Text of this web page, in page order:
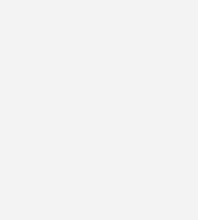
horizontal
horizontal
lx horizontal
(klassisch bedeutet
Größe und Einrichtung)
werden soll (siehe
so sollte im Mittel in diesem